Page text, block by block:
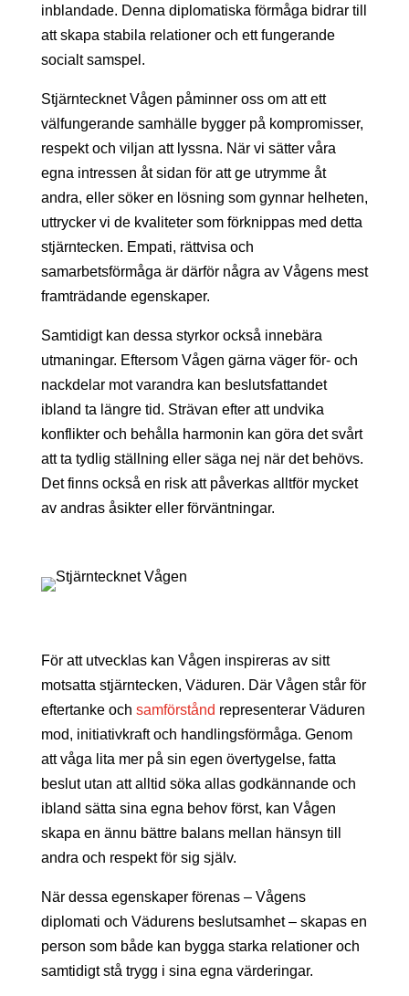
inblandade. Denna diplomatiska förmåga bidrar till
att skapa stabila relationer och ett fungerande
socialt samspel.
Stjärntecknet Vågen påminner oss om att ett
välfungerande samhälle bygger på kompromisser,
respekt och viljan att lyssna. När vi sätter våra
egna intressen åt sidan för att ge utrymme åt
andra, eller söker en lösning som gynnar helheten,
uttrycker vi de kvaliteter som förknippas med detta
stjärntecken. Empati, rättvisa och
samarbetsförmåga är därför några av Vågens mest
framträdande egenskaper.
Samtidigt kan dessa styrkor också innebära
utmaningar. Eftersom Vågen gärna väger för- och
nackdelar mot varandra kan beslutsfattandet
ibland ta längre tid. Strävan efter att undvika
konflikter och behålla harmonin kan göra det svårt
att ta tydlig ställning eller säga nej när det behövs.
Det finns också en risk att påverkas alltför mycket
av andras åsikter eller förväntningar.
För att utvecklas kan Vågen inspireras av sitt
motsatta stjärntecken, Väduren. Där Vågen står för
eftertanke och samförstånd representerar Väduren
mod, initiativkraft och handlingsförmåga. Genom
att våga lita mer på sin egen övertygelse, fatta
beslut utan att alltid söka allas godkännande och
ibland sätta sina egna behov först, kan Vågen
skapa en ännu bättre balans mellan hänsyn till
andra och respekt för sig själv.
När dessa egenskaper förenas – Vågens
diplomati och Vädurens beslutsamhet – skapas en
person som både kan bygga starka relationer och
samtidigt stå trygg i sina egna värderingar.